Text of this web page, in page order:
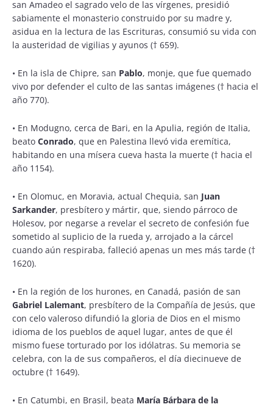
san Amadeo el sagrado velo de las vírgenes, presidió
sabiamente el monasterio construido por su madre y,
asidua en la lectura de las Escrituras, consumió su vida con
la austeridad de vigilias y ayunos († 659).
• En la isla de Chipre, san Pablo, monje, que fue quemado
vivo por defender el culto de las santas imágenes († hacia el
año 770).
• En Modugno, cerca de Bari, en la Apulia, región de Italia,
beato Conrado, que en Palestina llevó vida eremítica,
habitando en una mísera cueva hasta la muerte († hacia el
año 1154).
• En Olomuc, en Moravia, actual Chequia, san Juan
Sarkander, presbítero y mártir, que, siendo párroco de
Holesov, por negarse a revelar el secreto de confesión fue
sometido al suplicio de la rueda y, arrojado a la cárcel
cuando aún respiraba, falleció apenas un mes más tarde (†
1620).
• En la región de los hurones, en Canadá, pasión de san
Gabriel Lalemant, presbítero de la Compañía de Jesús, que
con celo valeroso difundió la gloria de Dios en el mismo
idioma de los pueblos de aquel lugar, antes de que él
mismo fuese torturado por los idólatras. Su memoria se
celebra, con la de sus compañeros, el día diecinueve de
octubre († 1649).
• En Catumbi, en Brasil, beata María Bárbara de la